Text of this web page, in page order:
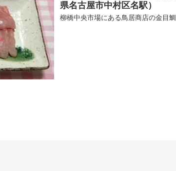
県名古屋市中村区名駅）
柳橋中央市場にある鳥居商店の金目鯛